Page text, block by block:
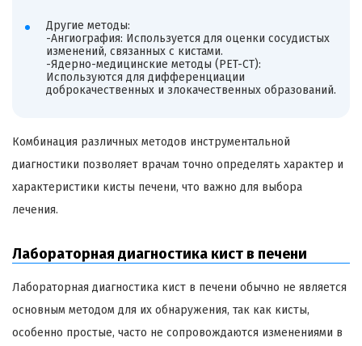
Другие методы:
-Ангиография: Используется для оценки сосудистых
изменений, связанных с кистами.
-Ядерно-медицинские методы (PET-CT):
Используются для дифференциации
доброкачественных и злокачественных образований.
Комбинация различных методов инструментальной
диагностики позволяет врачам точно определять характер и
характеристики кисты печени, что важно для выбора
лечения.
Лабораторная диагностика кист в печени
Лабораторная диагностика кист в печени обычно не является
основным методом для их обнаружения, так как кисты,
особенно простые, часто не сопровождаются изменениями в